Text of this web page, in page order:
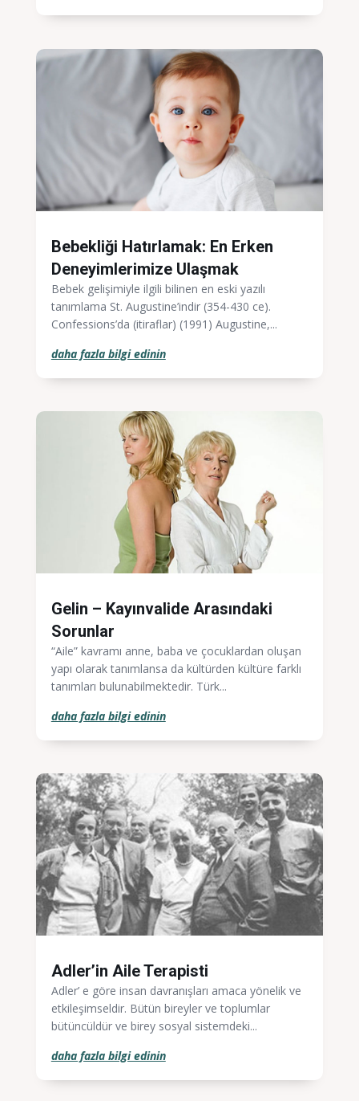
Bebekliği Hatırlamak: En Erken
Deneyimlerimize Ulaşmak
Bebek gelişimiyle ilgili bilinen en eski yazılı
tanımlama St. Augustine’indir (354-430 ce).
Confessions’da (itiraflar) (1991) Augustine,...
daha fazla bilgi edinin
Gelin – Kayınvalide Arasındaki
Sorunlar
“Aile” kavramı anne, baba ve çocuklardan oluşan
yapı olarak tanımlansa da kültürden kültüre farklı
tanımları bulunabilmektedir. Türk...
daha fazla bilgi edinin
Adler’in Aile Terapisti
Adler’ e göre insan davranışları amaca yönelik ve
etkileşimseldir. Bütün bireyler ve toplumlar
bütüncüldür ve birey sosyal sistemdeki...
daha fazla bilgi edinin